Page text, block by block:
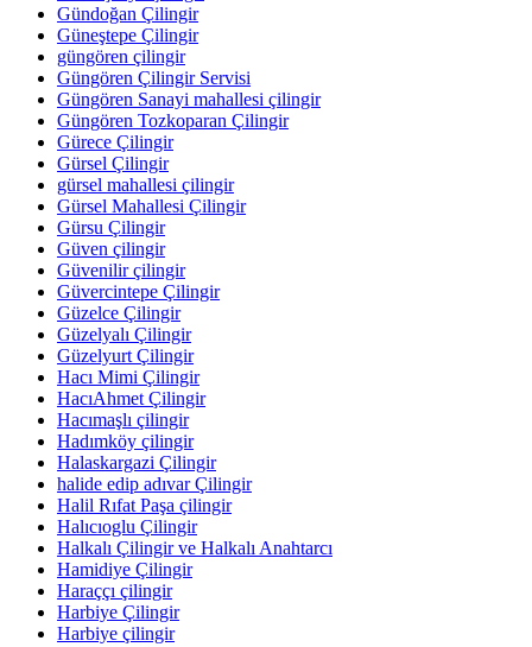
Gündoğan Çilingir
Güneştepe Çilingir
güngören çilingir
Güngören Çilingir Servisi
Güngören Sanayi mahallesi çilingir
Güngören Tozkoparan Çilingir
Gürece Çilingir
Gürsel Çilingir
gürsel mahallesi çilingir
Gürsel Mahallesi Çilingir
Gürsu Çilingir
Güven çilingir
Güvenilir çilingir
Güvercintepe Çilingir
Güzelce Çilingir
Güzelyalı Çilingir
Güzelyurt Çilingir
Hacı Mimi Çilingir
HacıAhmet Çilingir
Hacımaşlı çilingir
Hadımköy çilingir
Halaskargazi Çilingir
halide edip adıvar Çilingir
Halil Rıfat Paşa çilingir
Halıcıoglu Çilingir
Halkalı Çilingir ve Halkalı Anahtarcı
Hamidiye Çilingir
Haraççı çilingir
Harbiye Çilingir
Harbiye çilingir